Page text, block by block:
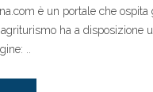
è un portale che
ha a disposizione
..